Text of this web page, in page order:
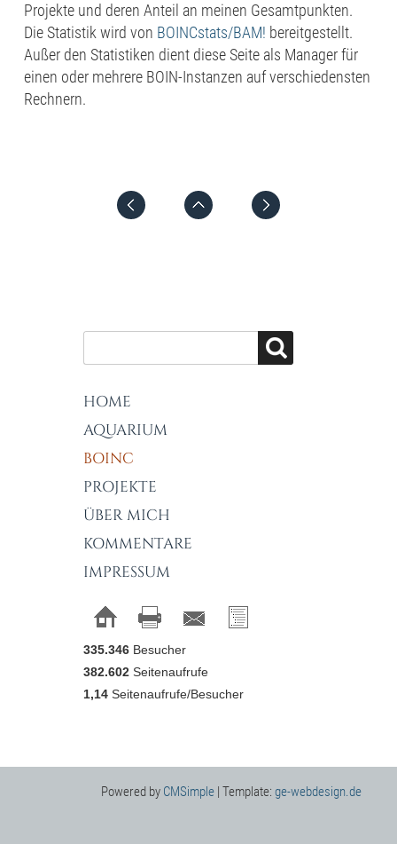
Projekte und deren Anteil an meinen Gesamtpunkten.
Die Statistik wird von BOINCstats/BAM! bereitgestellt.
Außer den Statistiken dient diese Seite als Manager für
einen oder mehrere BOIN-Instanzen auf verschiedensten
Rechnern.
HOME
AQUARIUM
BOINC
PROJEKTE
ÜBER MICH
KOMMENTARE
IMPRESSUM
335.346 Besucher
382.602 Seitenaufrufe
1,14 Seitenaufrufe/Besucher
Powered by CMSimple | Template: ge-webdesign.de